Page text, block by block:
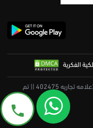
الفكرية
جميع الحقوق محفوظة لشركة مشروعك 2021علامه تجاريه 402475 || تم